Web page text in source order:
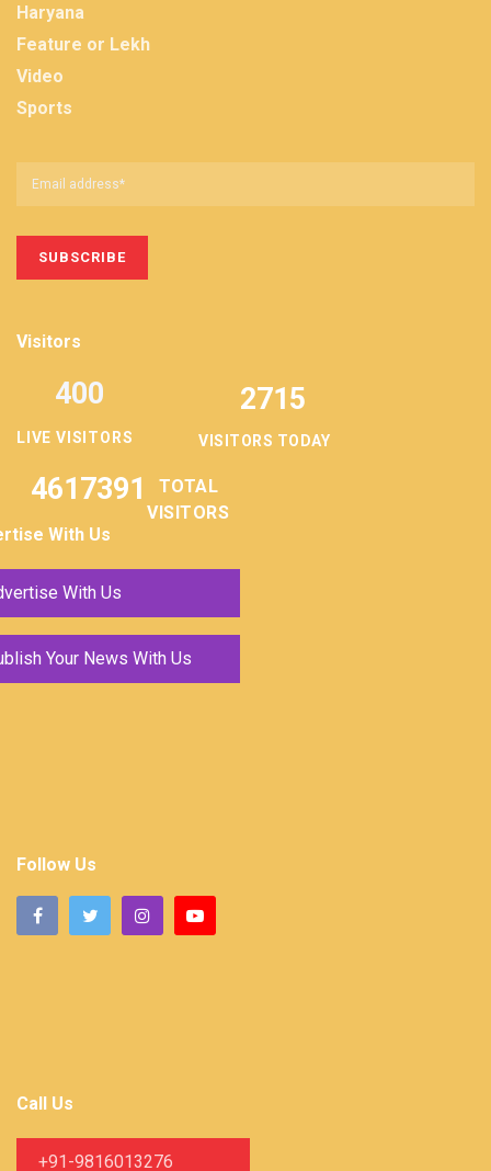
Haryana
Feature or Lekh
Video
Sports
Visitors
LIVE VISITORS
400 2715
VISITORS TODAY
4617391
TOTAL
VISITORS
With Us
With Us
Your News With Us
Follow Us
Call Us
+91-9816013276